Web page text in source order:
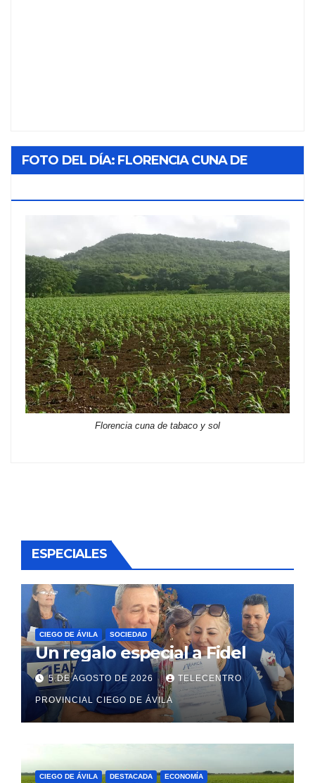
FOTO DEL DÍA: FLORENCIA CUNA DE
Florencia cuna de tabaco y sol
ESPECIALES
CIEGO DE ÁVILA SOCIEDAD
Un regalo especial a Fidel
5 DE AGOSTO DE 2026 TELECENTRO
PROVINCIAL CIEGO DE ÁVILA
CIEGO DE ÁVILA DESTACADA ECONOMÍA